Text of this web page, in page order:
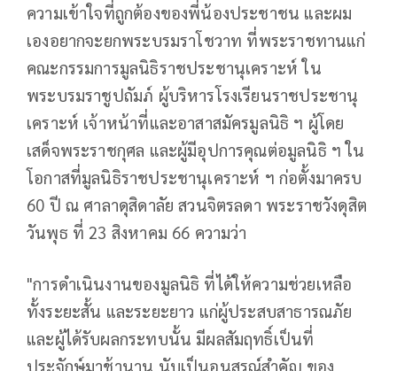
ความเข้าใจที่ถูกต้องของพี่น้องประชาชน และผม
เองอยากจะยกพระบรมราโชวาท ที่พระราชทานแก่
คณะกรรมการมูลนิธิราชประชานุเคราะห์ ใน
พระบรมราชูปถัมภ์ ผู้บริหารโรงเรียนราชประชานุ
เคราะห์ เจ้าหน้าที่และอาสาสมัครมูลนิธิ ฯ ผู้โดย
เสด็จพระราชกุศล และผู้มีอุปการคุณต่อมูลนิธิ ฯ ใน
โอกาสที่มูลนิธิราชประชานุเคราะห์ ฯ ก่อตั้งมาครบ
60 ปี ณ ศาลาดุสิดาลัย สวนจิตรลดา พระราชวังดุสิต
วันพุธ ที่ 23 สิงหาคม 66 ความว่า
"การดำเนินงานของมูลนิธิ ที่ได้ให้ความช่วยเหลือ
ทั้งระยะสั้น และระยะยาว แก่ผู้ประสบสาธารณภัย
และผู้ได้รับผลกระทบนั้น มีผลสัมฤทธิ์เป็นที่
ประจักษ์มาช้านาน นับเป็นอนุสรณ์สำคัญ ของ